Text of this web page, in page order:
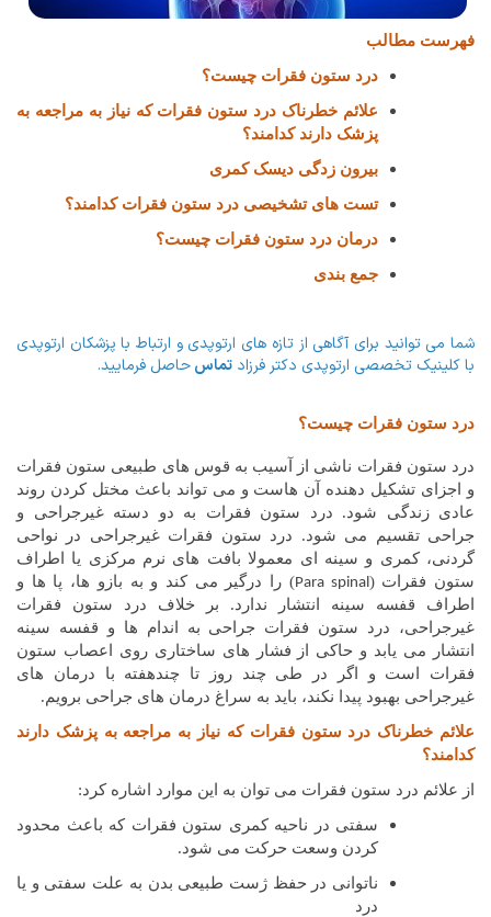
فهرست مطالب
درد ستون فقرات چیست؟
علائم خطرناک درد ستون فقرات که نیاز به مراجعه به
پزشک دارند کدامند؟
بیرون زدگی دیسک کمری
تست های تشخیصی درد ستون فقرات کدامند؟
درمان درد ستون فقرات چیست؟
جمع بندی
شما می توانید برای آگاهی از تازه های ارتوپدی و ارتباط با پزشکان ارتوپدی
با کلینیک تخصصی ارتوپدی دکتر فرزاد تماسحاصل فرمایید.
درد ستون فقرات چیست؟
درد ستون فقرات ناشی از آسیب به قوس های طبیعی ستون فقرات
و اجزای تشکیل دهنده آن هاست و می تواند باعث مختل کردن روند
عادی زندگی شود. درد ستون فقرات به دو دسته غیرجراحی و
جراحی تقسیم می شود. درد ستون فقرات غیرجراحی در نواحی
گردنی، کمری و سینه ای معمولا بافت های نرم مرکزی یا اطراف
ستون فقرات (Para spinal) را درگیر می کند و به بازو ها، پا ها و
اطراف قفسه سینه انتشار ندارد. بر خلاف درد ستون فقرات
غیرجراحی، درد ستون فقرات جراحی به اندام ها و قفسه سینه
انتشار می یابد و حاکی از فشار های ساختاری روی اعصاب ستون
فقرات است و اگر در طی چند روز تا چندهفته با درمان های
غیرجراحی بهبود پیدا نکند، باید به سراغ درمان های جراحی برویم.
علائم خطرناک درد ستون فقرات که نیاز به مراجعه به پزشک دارند
کدامند؟
از علائم درد ستون فقرات می توان به این موارد اشاره کرد:
سفتی در ناحیه کمری ستون فقرات که باعث محدود
کردن وسعت حرکت می شود.
ناتوانی در حفظ ژست طبیعی بدن به علت سفتی و یا
درد